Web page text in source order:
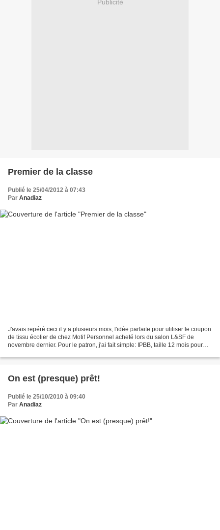
Publicité
Premier de la classe
Publié le 25/04/2012 à 07:43
Par Anadiaz
J'avais repéré ceci il y a plusieurs mois, l'idée parfaite pour utiliser le coupon
de tissu écolier de chez Motif Personnel acheté lors du salon L&SF de
novembre dernier. Pour le patron, j'ai fait simple: IPBB, taille 12 mois pour
On est (presque) prêt!
Publié le 25/10/2010 à 09:40
Par Anadiaz